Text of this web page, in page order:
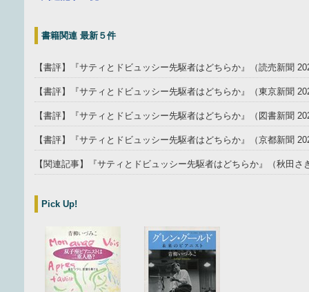
書籍関連 最新５件
【書評】『サティとドビュッシー先駆者はどちらか』（読売新聞
【書評】『サティとドビュッシー先駆者はどちらか』（東京新聞
【書評】『サティとドビュッシー先駆者はどちらか』（図書新聞
【書評】『サティとドビュッシー先駆者はどちらか』（京都新聞
【関連記事】『サティとドビュッシー先駆者はどちらか』（秋田さ
Pick Up!